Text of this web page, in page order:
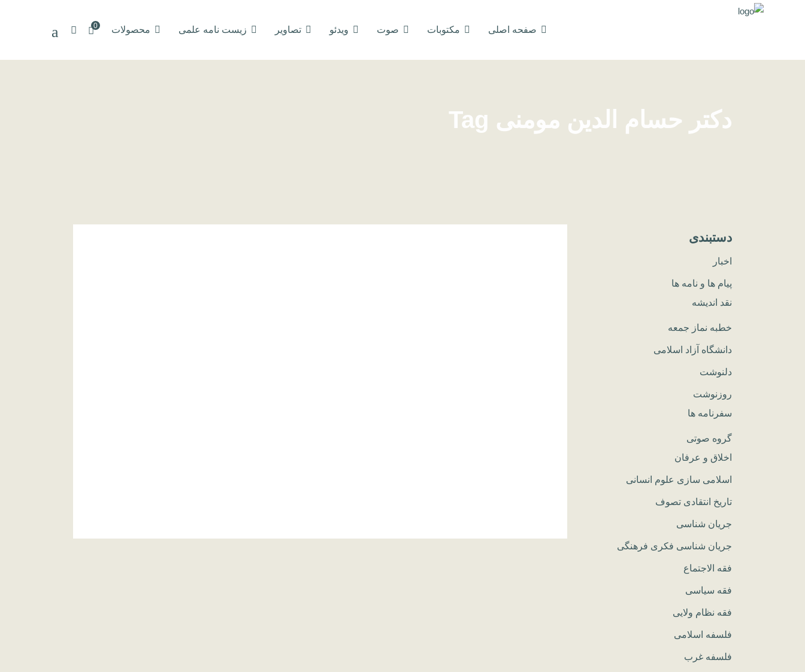
صفحه اصلی مکتوبات صوت ویدئو تصاویر زیست نامه علمی محصولات 0
دکتر حسام الدین مومنی Tag
دستبندی
اخبار
پیام ها و نامه ها
نقد اندیشه
خطبه نماز جمعه
دانشگاه آزاد اسلامی
دلنوشت
روزنوشت
سفرنامه ها
گروه صوتی
اخلاق و عرفان
اسلامی سازی علوم انسانی
تاریخ انتقادی تصوف
جریان شناسی
جریان شناسی فکری فرهنگی
فقه الاجتماع
فقه سیاسی
فقه نظام ولایی
فلسفه اسلامی
فلسفه غرب